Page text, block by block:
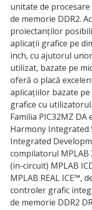
unitate de procesare
de memorie DDR2.
proiectanților
aplicații grafice pe
inch, cu ajutorul
utilizat, bazate pe
oferă o placă
aplicațiilor bazate
grafice cu utilizatorul.
Familia PIC32MZ
Harmony Integrated
Integrated
compilatorul MPLAB
(in-circuit) MPLAB
MPLAB REAL ICE™,
controler grafic
de memorie DDR2